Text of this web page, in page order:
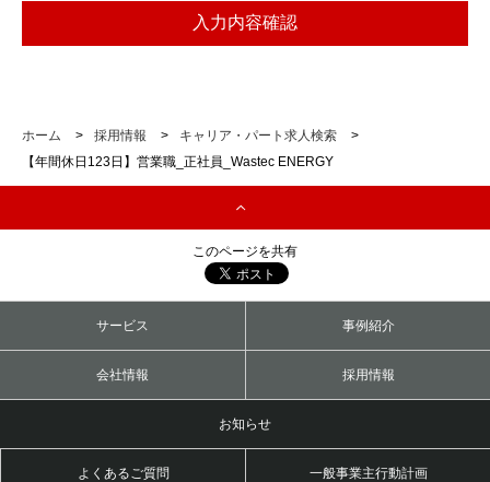
ホーム > 採用情報 > キャリア・パート求人検索
>
【年間休日123日】営業職_正社員_Wastec ENERGY
このページを共有
サービス 事例紹介
会社情報 採用情報
お知らせ
よくあるご質問 一般事業主行動計画